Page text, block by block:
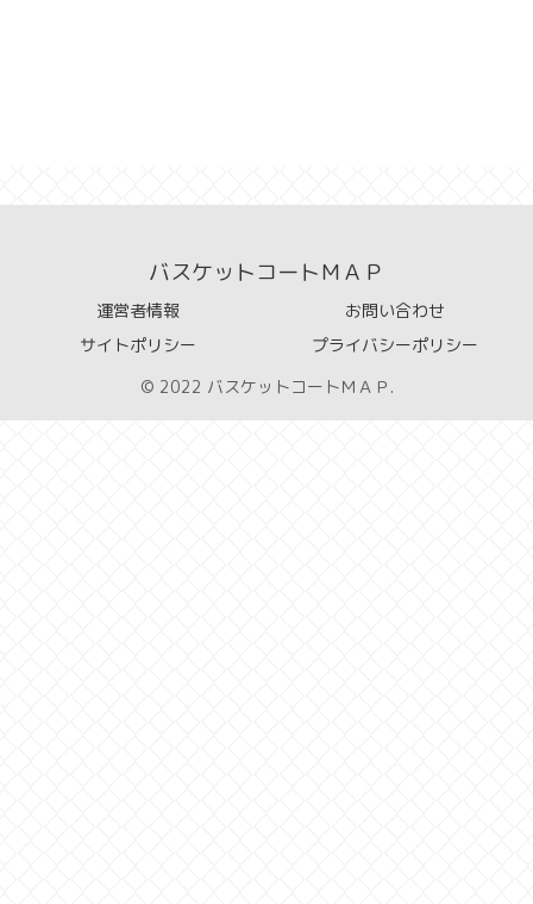
バスケットコートＭＡＰ
運営者情報
お問い合わせ
サイトポリシー
プライバシーポリシー
© 2022 バスケットコートＭＡＰ.